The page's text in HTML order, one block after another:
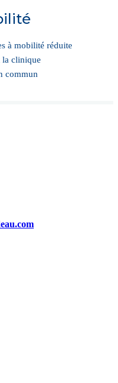
à mobilité réduite
la clinique
commun